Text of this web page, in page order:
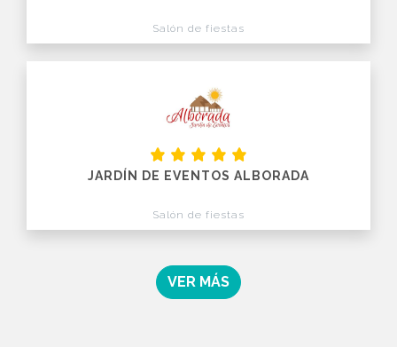
Salón de fiestas
JARDÍN DE EVENTOS ALBORADA
Salón de fiestas
VER MÁS